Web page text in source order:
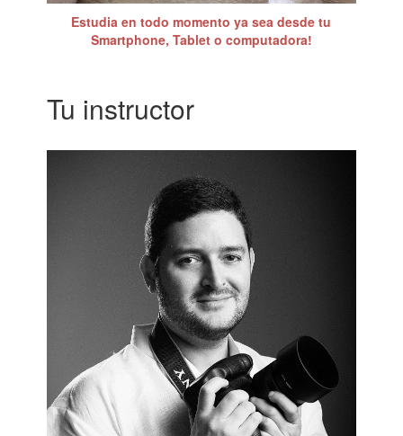
Estudia en todo momento ya sea desde tu
Smartphone, Tablet o computadora!
Tu instructor